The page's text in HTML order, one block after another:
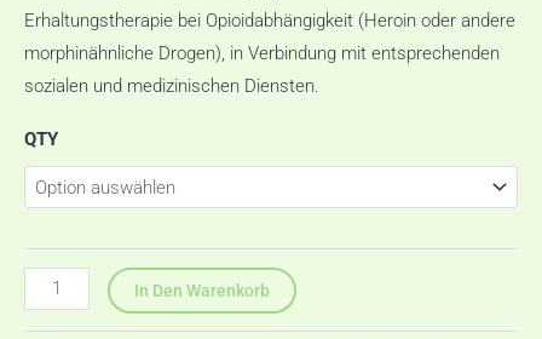
Erhaltungstherapie bei Opioidabhängigkeit (Heroin oder andere
morphinähnliche Drogen), in Verbindung mit entsprechenden
sozialen und medizinischen Diensten.
QTY
In Den Warenkorb